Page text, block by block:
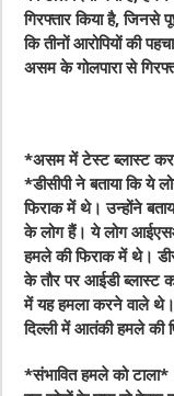
गिरफ्तार किया है, जिनसे
कि तीनों आरोपियों की
असम के गोलपारा से
*असम में टेस्ट ब्लास्ट
*डीसीपी ने बताया कि ये
फिराक में थे। उन्होंने
के लोग हैं। ये लोग
हमले की फिराक में थे।
के तौर पर आईडी ब्लास्ट
में यह हमला करने वाले
दिल्ली में आतंकी हमले की
*संभावित हमले को टाला*